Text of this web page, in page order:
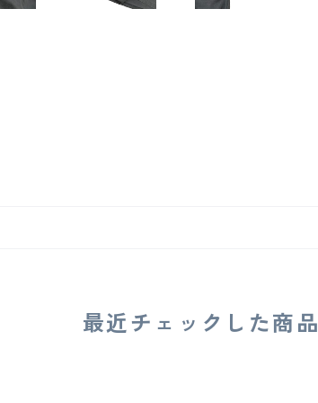
最近チェックした商品